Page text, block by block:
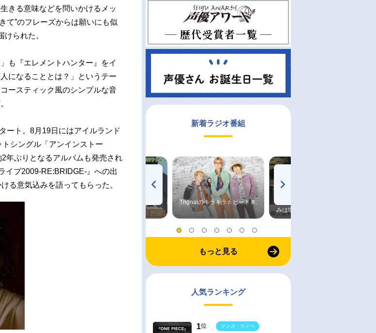
きる意味などを問いかけるメッ
て”のフレーズからは願いにも似
られた。
も『エレメントハンター』をイ
になることとは？」というテー
ースティック風のシンプルな音
ート。8月19日にはアイルランド
シングル「アンインストー
年ぶりとなるアルバムも発売され
イブ2009-RE:BRIDGE-』への出
る意気込みを語ってもらった。
新着ラジオ番組
メ『戦隊大失格』
Trignalのキラキラ☆ビートＲ
みは塩だけ
もっと見る
人気ランキング
1位
マンガ・ラノベ